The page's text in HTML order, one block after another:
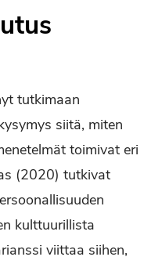
tutkimaan
siitä, miten
toimivat eri
(2020) tutkivat
kulttuurillista
viittaa siihen,